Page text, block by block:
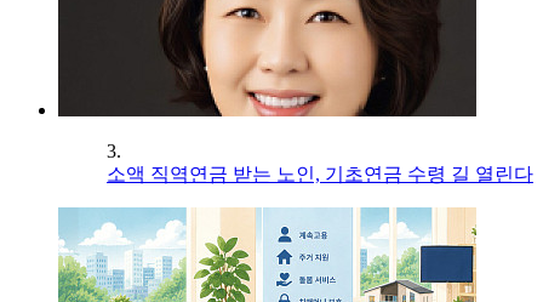
3.
소액 직역연금 받는 노인, 기초연금 수령 길 열린다